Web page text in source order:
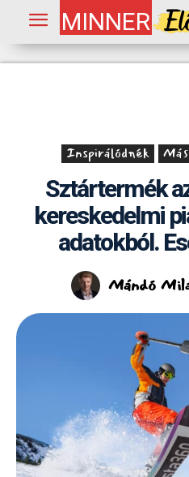
MINNER
Inspirálódnék
Sztártermék
kereskedelmi
adatokból.
Mándó